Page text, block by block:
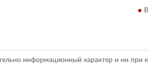
информационный характер и ни при